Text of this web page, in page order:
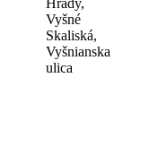
Hrady,
Vyšné
Skaliská,
Vyšnianska
ulica